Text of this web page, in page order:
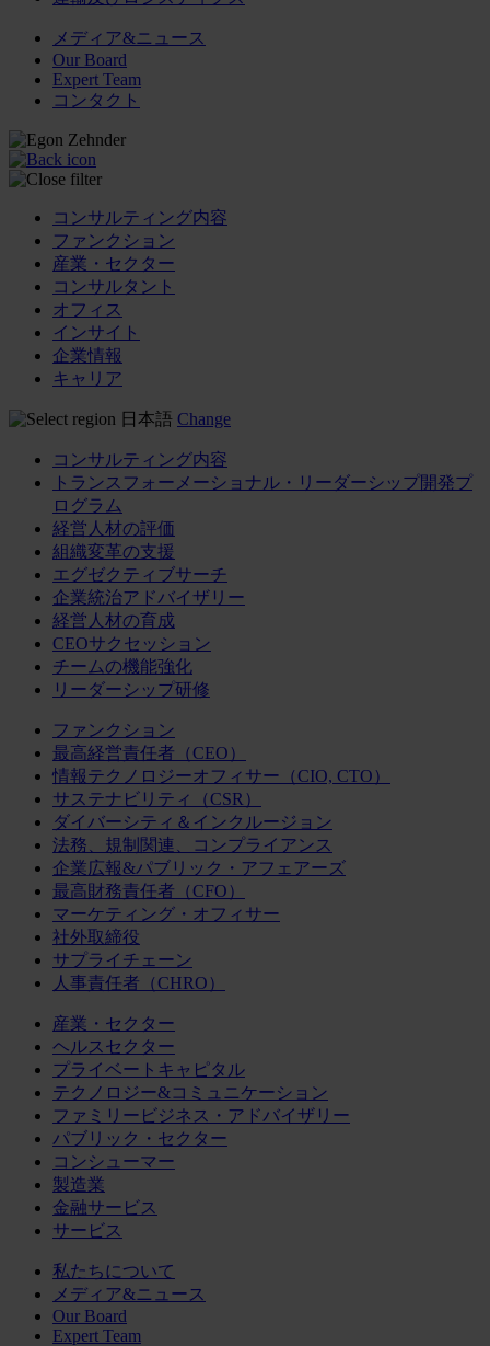
メディア&ニュース
Our Board
Expert Team
コンタクト
コンサルティング内容
ファンクション
産業・セクター
コンサルタント
オフィス
インサイト
企業情報
キャリア
日本語 Change
コンサルティング内容
トランスフォーメーショナル・リーダーシップ開発プ
ログラム
経営人材の評価
組織変革の支援
エグゼクティブサーチ
企業統治アドバイザリー
経営人材の育成
CEOサクセッション
チームの機能強化
リーダーシップ研修
ファンクション
最高経営責任者（CEO）
情報テクノロジーオフィサー（CIO, CTO）
サステナビリティ（CSR）
ダイバーシティ＆インクルージョン
法務、規制関連、コンプライアンス
企業広報&パブリック・アフェアーズ
最高財務責任者（CFO）
マーケティング・オフィサー
社外取締役
サプライチェーン
人事責任者（CHRO）
産業・セクター
ヘルスセクター
プライベートキャピタル
テクノロジー&コミュニケーション
ファミリービジネス・アドバイザリー
パブリック・セクター
コンシューマー
製造業
金融サービス
サービス
私たちについて
メディア&ニュース
Our Board
Expert Team